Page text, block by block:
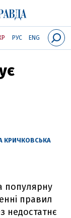
РУС ENG
КРИЧКОВСЬКА
популярну
правил
недостатнє